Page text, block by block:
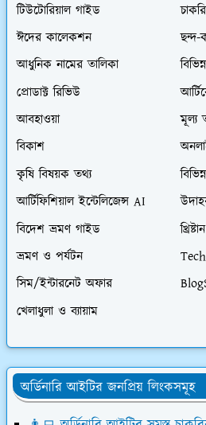
টিউটোরিয়াল গাইড
ঈদের কালেকশন
ছন্দ-
আধুনিক নামের তালিকা
প্রোডাক্ট রিভিউ
আবহাওয়া
মূল্য
বিকাশ
কৃষি বিষয়ক তথ্য
আর্টিফিশিয়াল ইন্টেলিজেন্স AI
বিদেশ ভ্রমণ গাইড
ভ্রমণ ও পর্যটন
সিম/ইন্টারনেট অফার
খেলাধুলা ও ব্যায়াম
অর্ডিনারি আইটির জনপ্রিয় লিংকসমূহ